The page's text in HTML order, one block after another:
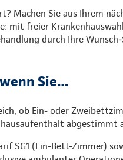
Machen Sie aus Ihrem
mit freier
durch Ihre
Sie…
ob Ein- oder
abgestimmt
SG1 (Ein-Bett-Zimmer)